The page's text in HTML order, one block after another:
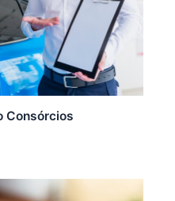
Consórcios